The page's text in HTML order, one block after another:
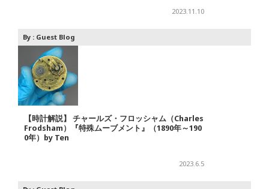
2023.11.10
By : Guest Blog
【時計解説】 チャールズ・フロッシャム（Charles
Frodsham）『特殊ムーブメント』（1890年～190
0年）by Ten
2023.6.5